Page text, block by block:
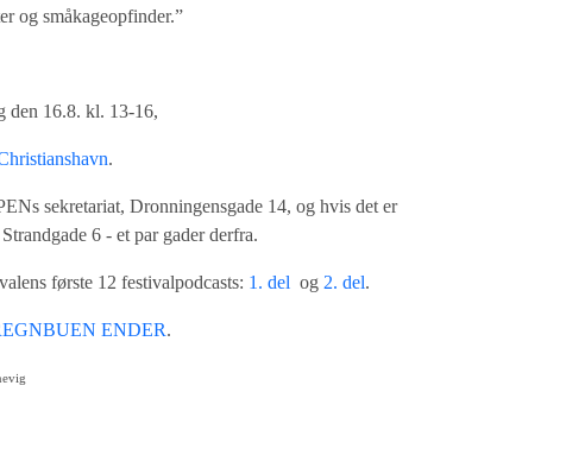
og småkageopfinder.”
den 16.8. kl. 13-16,
.
sekretariat, Dronningensgade 14, og hvis det er
6 - et par gader derfra.
første 12 festivalpodcasts: 1. delog 2. del.
ENDER.